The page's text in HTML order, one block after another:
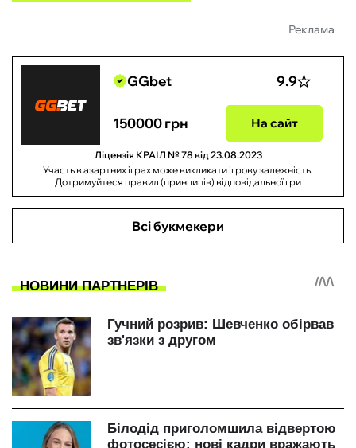
Реклама
GGbet 9.9
150000 грн На сайт
Ліцензія КРАІЛ № 78 від 23.08.2023
Участь в азартних іграх може викликати ігрову залежність.
Дотримуйтеся правил (принципів) відповідальної гри
Всі букмекери